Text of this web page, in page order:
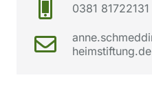
0381 81722131
heimstiftung.de